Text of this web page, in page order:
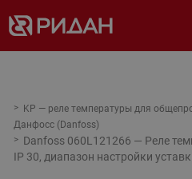
KP — реле температуры для
Данфосс (Danfoss)
Danfoss 060L121266 — Реле
IP 30, диапазон настройки